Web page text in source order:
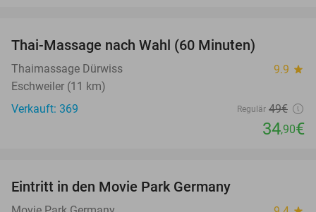
Thai-Massage nach Wahl (60 Minuten)
Thaimassage Dürwiss 9.9 star
Eschweiler (11 km)
Verkauft: 369
Regulär 49€
34,90€
Eintritt in den Movie Park Germany